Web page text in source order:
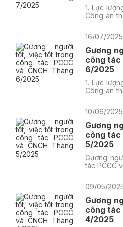
1. Lực
Công an
16/07/
Gương
công tác
6/2025
1. Lực
Công an
10/06/
Gương
công tác
5/2025
Gương
tác PCCC
09/05/
Gương
công tác
4/2025